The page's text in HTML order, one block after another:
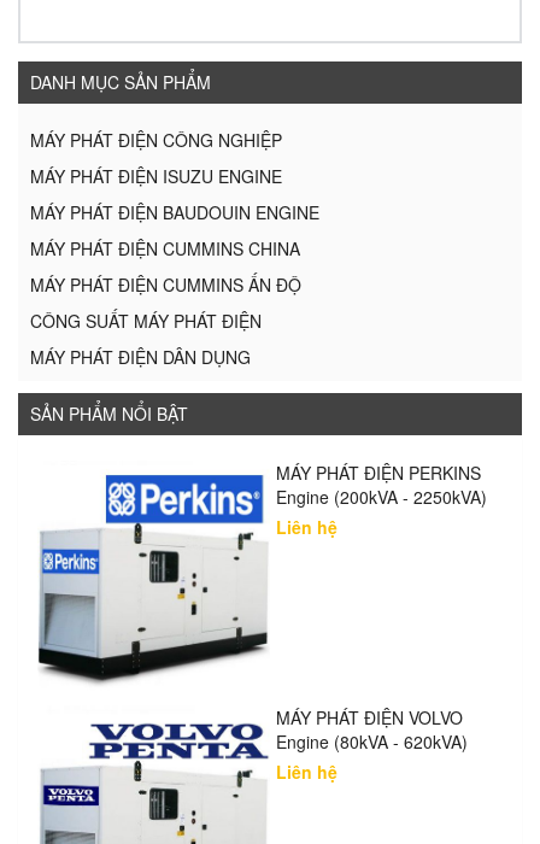
DANH MỤC SẢN PHẨM
MÁY PHÁT ĐIỆN CÔNG NGHIỆP
MÁY PHÁT ĐIỆN ISUZU ENGINE
MÁY PHÁT ĐIỆN BAUDOUIN ENGINE
MÁY PHÁT ĐIỆN CUMMINS CHINA
MÁY PHÁT ĐIỆN CUMMINS ẤN ĐỘ
CÔNG SUẤT MÁY PHÁT ĐIỆN
MÁY PHÁT ĐIỆN DÂN DỤNG
SẢN PHẨM NỔI BẬT
MÁY PHÁT ĐIỆN PERKINS
Engine (200kVA - 2250kVA)
Liên hệ
MÁY PHÁT ĐIỆN VOLVO
Engine (80kVA - 620kVA)
Liên hệ